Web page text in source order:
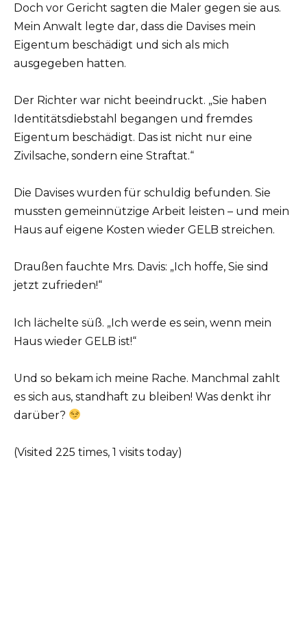
Doch vor Gericht sagten die Maler gegen sie aus.
Mein Anwalt legte dar, dass die Davises mein
Eigentum beschädigt und sich als mich
ausgegeben hatten.
Der Richter war nicht beeindruckt. „Sie haben
Identitätsdiebstahl begangen und fremdes
Eigentum beschädigt. Das ist nicht nur eine
Zivilsache, sondern eine Straftat.“
Die Davises wurden für schuldig befunden. Sie
mussten gemeinnützige Arbeit leisten – und mein
Haus auf eigene Kosten wieder GELB streichen.
Draußen fauchte Mrs. Davis: „Ich hoffe, Sie sind
jetzt zufrieden!“
Ich lächelte süß. „Ich werde es sein, wenn mein
Haus wieder GELB ist!“
Und so bekam ich meine Rache. Manchmal zahlt
es sich aus, standhaft zu bleiben! Was denkt ihr
darüber?
(Visited 225 times, 1 visits today)